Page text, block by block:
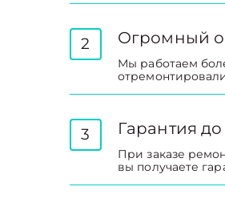
2 Огромный
Мы работаем
3 Гарантия до
При заказе
вы получаете